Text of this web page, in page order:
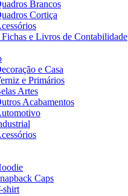
Brancos
Cortiça
e Livros de Contabilidade
e Casa
e Primários
Artes
Acabamentos
Caps
shirt